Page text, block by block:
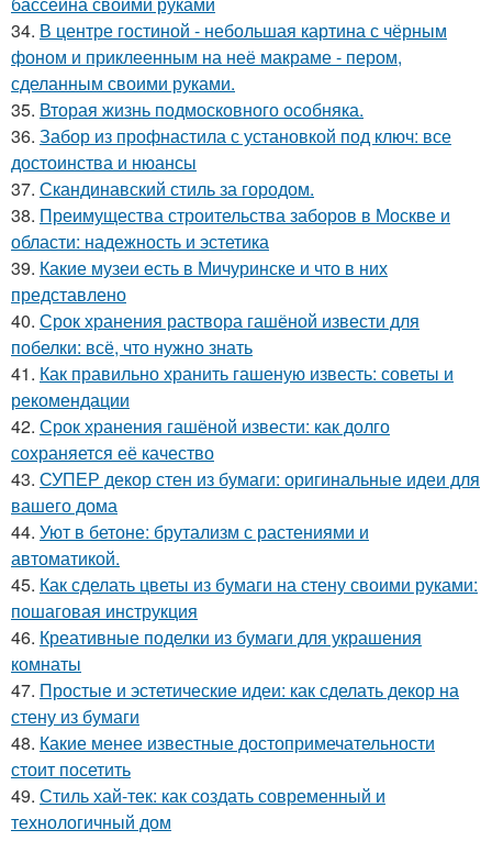
34. В центре гостиной - небольшая картина с чёрным
фоном и приклеенным на неё макраме - пером,
сделанным своими руками.
35. Вторая жизнь подмосковного особняка.
36. Забор из профнастила с установкой под ключ: все
достоинства и нюансы
37. Скандинавский стиль за городом.
38. Преимущества строительства заборов в Москве и
области: надежность и эстетика
39. Какие музеи есть в Мичуринске и что в них
представлено
40. Срок хранения раствора гашёной извести для
побелки: всё, что нужно знать
41. Как правильно хранить гашеную известь: советы и
рекомендации
42. Срок хранения гашёной извести: как долго
сохраняется её качество
43. СУПЕР декор стен из бумаги: оригинальные идеи для
вашего дома
44. Уют в бетоне: брутализм с растениями и
автоматикой.
45. Как сделать цветы из бумаги на стену своими руками:
пошаговая инструкция
46. Креативные поделки из бумаги для украшения
комнаты
47. Простые и эстетические идеи: как сделать декор на
стену из бумаги
48. Какие менее известные достопримечательности
стоит посетить
49. Стиль хай-тек: как создать современный и
технологичный дом